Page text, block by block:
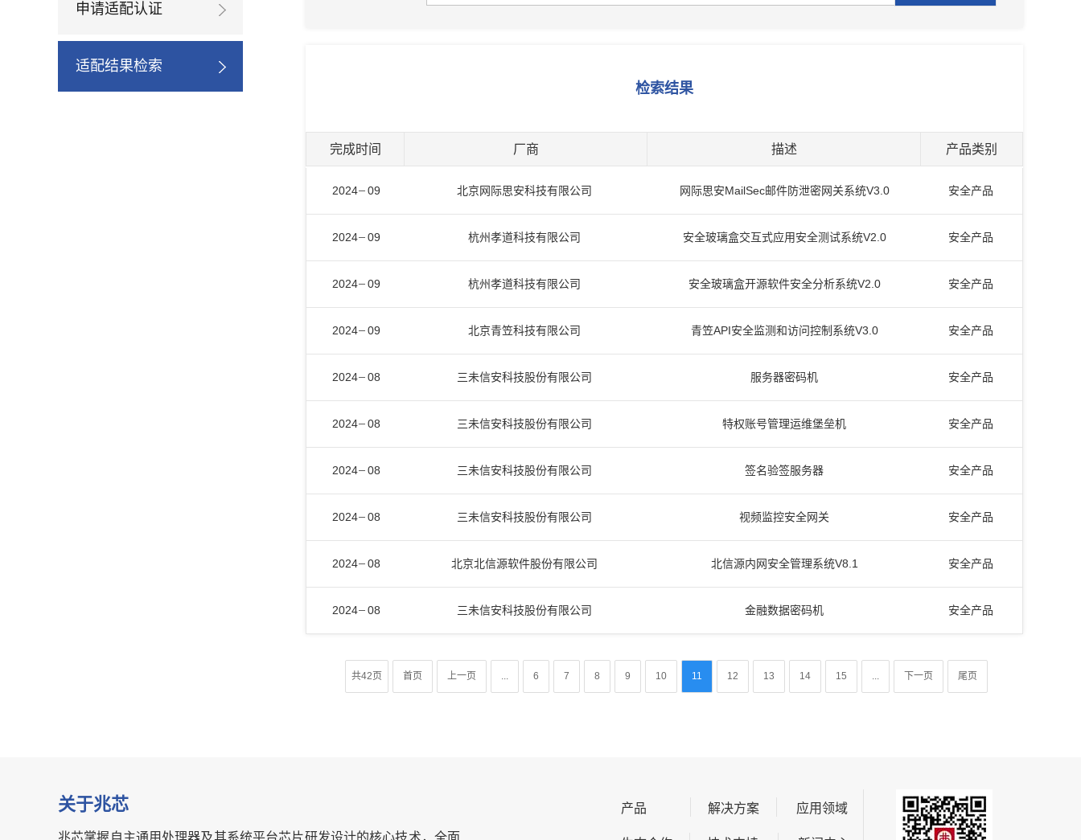
申请适配认证
适配结果检索
检索结果
完成时间 厂商 描述 产品类别
2024 09 北京网际思安科技有限公司 网际思安MailSec邮件防泄密网关系统V3.0 安全产品
2024 09 杭州孝道科技有限公司 安全玻璃盒交互式应用安全测试系统V2.0 安全产品
2024 09 杭州孝道科技有限公司 安全玻璃盒开源软件安全分析系统V2.0 安全产品
2024 09 北京青笠科技有限公司 青笠API安全监测和访问控制系统V3.0 安全产品
2024 08 三未信安科技股份有限公司 服务器密码机 安全产品
2024 08 三未信安科技股份有限公司 特权账号管理运维堡垒机 安全产品
2024 08 三未信安科技股份有限公司 签名验签服务器 安全产品
2024 08 三未信安科技股份有限公司 视频监控安全网关 安全产品
2024 08 北京北信源软件股份有限公司 北信源内网安全管理系统V8.1 安全产品
2024 08 三未信安科技股份有限公司 金融数据密码机 安全产品
共42页 首页 上一页 ... 6 7 8 9 10 11 12 13 14 15 ... 下一页 尾页
关于兆芯
兆芯掌握自主通用处理器及其系统平台芯片研发设计的核心技术，全面
产品 解决方案 应用领域